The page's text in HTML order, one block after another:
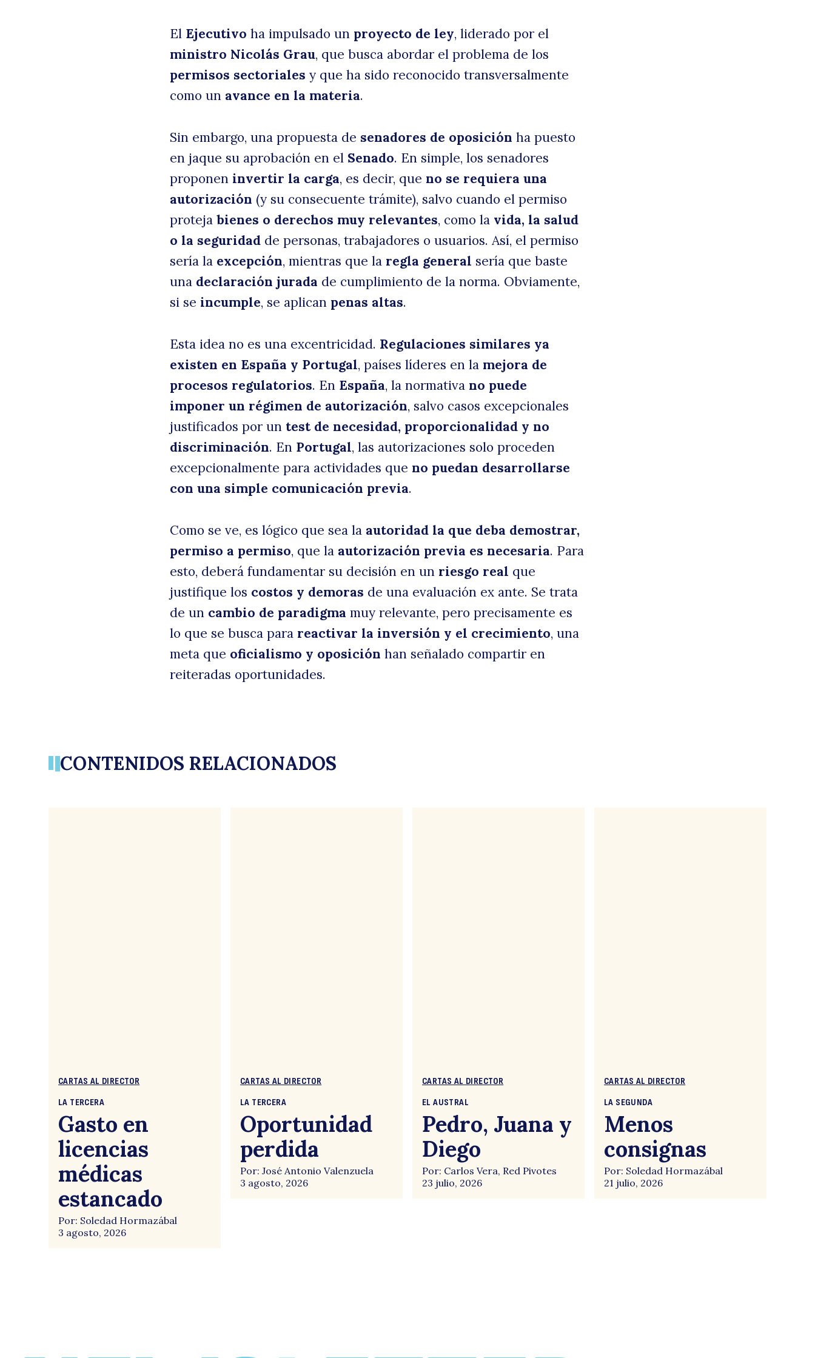
El Ejecutivo ha impulsado un proyecto de ley, liderado por el
ministro Nicolás Grau, que busca abordar el problema de los
permisos sectoriales y que ha sido reconocido transversalmente
como un avance en la materia.
Sin embargo, una propuesta de senadores de oposición ha puesto
en jaque su aprobación en el Senado. En simple, los senadores
proponen invertir la carga, es decir, que no se requiera una
autorización (y su consecuente trámite), salvo cuando el permiso
proteja bienes o derechos muy relevantes, como la vida, la salud
o la seguridad de personas, trabajadores o usuarios. Así, el permiso
sería la excepción, mientras que la regla general sería que baste
una declaración jurada de cumplimiento de la norma. Obviamente,
si se incumple, se aplican penas altas.
Esta idea no es una excentricidad. Regulaciones similares ya
existen en España y Portugal, países líderes en la mejora de
procesos regulatorios. En España, la normativa no puede
imponer un régimen de autorización, salvo casos excepcionales
justificados por un test de necesidad, proporcionalidad y no
discriminación. En Portugal, las autorizaciones solo proceden
excepcionalmente para actividades que no puedan desarrollarse
con una simple comunicación previa.
Como se ve, es lógico que sea la autoridad la que deba demostrar,
permiso a permiso, que la autorización previa es necesaria. Para
esto, deberá fundamentar su decisión en un riesgo real que
justifique los costos y demoras de una evaluación ex ante. Se trata
de un cambio de paradigma muy relevante, pero precisamente es
lo que se busca para reactivar la inversión y el crecimiento, una
meta que oficialismo y oposición han señalado compartir en
reiteradas oportunidades.
CONTENIDOS RELACIONADOS
CARTAS AL DIRECTOR
LA TERCERA
Gasto en
licencias
médicas
estancado
Por: Soledad Hormazábal
3 agosto, 2026
CARTAS AL DIRECTOR
LA TERCERA
Oportunidad
perdida
Por: José Antonio Valenzuela
3 agosto, 2026
CARTAS AL DIRECTOR
EL AUSTRAL
Pedro, Juana y
Diego
Por: Carlos Vera, Red Pivotes
23 julio, 2026
CARTAS AL DIRECTOR
LA SEGUNDA
Menos
consignas
Por: Soledad Hormazábal
21 julio, 2026